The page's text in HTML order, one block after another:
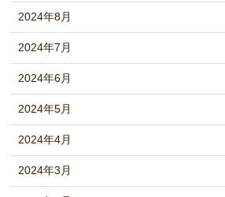
2024年8月
2024年7月
2024年6月
2024年5月
2024年4月
2024年3月